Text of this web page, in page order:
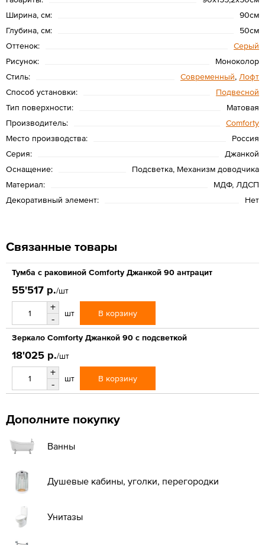
Ширина, см:
90см
Глубина, см:
50см
Оттенок:
Серый
Рисунок:
Моноколор
Стиль:
Современный, Лофт
Способ установки:
Подвесной
Тип поверхности:
Матовая
Производитель:
Сomforty
Место производства:
Россия
Серия:
Джанкой
Оснащение:
Подсветка, Механизм доводчика
Материал:
МДФ, ЛДСП
Декоративный элемент:
Нет
Связанные товары
Тумба с раковиной Comforty Джанкой 90 антрацит
55'517 р./шт
+
-
шт В корзину
Зеркало Comforty Джанкой 90 с подсветкой
18'025 р./шт
+
-
шт В корзину
Дополните покупку
Ванны
Душевые кабины, уголки, перегородки
Унитазы